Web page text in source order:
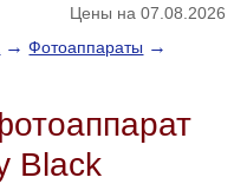
Цены на 07.08.2026
→Фотоаппараты →
Black